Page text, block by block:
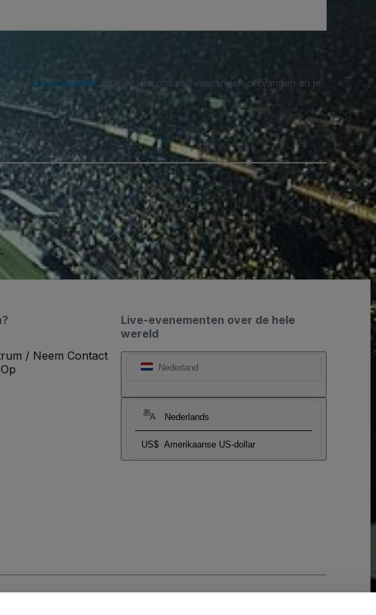
je ons privacybeleid . Je kunt van ons sms-meldingen ontvangen en je
Live-evenementen over de hele
wereld
Nederland
Nederlands
US$ Amerikaanse US-dollar
/ Neem Contact